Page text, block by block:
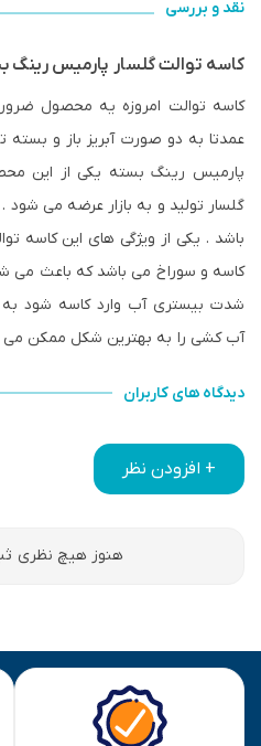
نقد و بررسی
کاسه توالت گلسار پارمیس رینگ
کاسه توالت امروزه یه محصول
عمدتا به دو صورت آبریز باز و بسته
پارمیس رینگ بسته یکی از این
باشد . یکی از ویژگی های این کاسه
کاسه و سوراخ می باشد که باعث می
شدت بیستری آب وارد کاسه شود
آب کشی را به بهترین شکل ممکن می
دیدگاه های کاربران
+ افزودن نظر
هنوز هیچ نظری